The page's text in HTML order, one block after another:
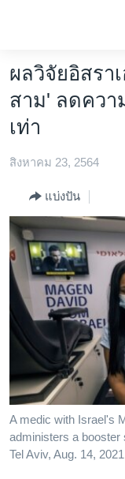
ต่อ
ไป
เนื้อหา
ข้าม
หลัก
ข้าม
ไป
การ
ค้นหา
หน้าหลัก
โลก
เอเชีย
สหรัฐฯ
ไทย
ธุรกิจ
วิทยาศาสตร์
สังคมและสุขภาพ
ไลฟ์สไตล์
ตรวจสอบข่าว
เรียนรู้ภาษาอังกฤษ
พอดคาสต์
ติดตามเรา
ผลวิจัยอิสรา
สาม' ลดควา
เท่า
สิงหาคม 23, 2564
แบ่งปัน
A medic with Israel's
administers a booster
Tel Aviv, Aug. 14,